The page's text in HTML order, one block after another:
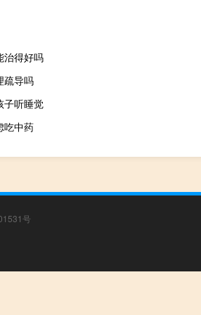
治得好吗
疏导吗
子听睡觉
吃中药
号